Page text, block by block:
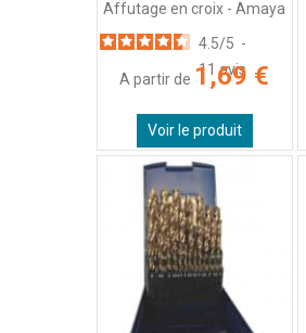
Affutage en croix - Amaya
4.5/5 -
11avis
A partir de 1,69 €
Voir le produit